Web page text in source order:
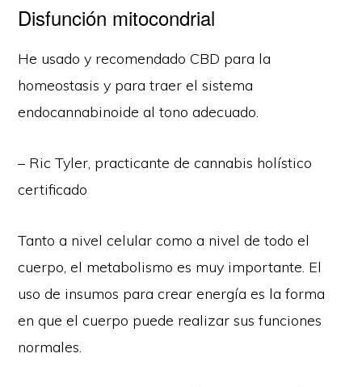
Disfunción mitocondrial
He usado y recomendado CBD para la
homeostasis y para traer el sistema
endocannabinoide al tono adecuado.
– Ric Tyler, practicante de cannabis holístico
certificado
Tanto a nivel celular como a nivel de todo el
cuerpo, el metabolismo es muy importante. El
uso de insumos para crear energía es la forma
en que el cuerpo puede realizar sus funciones
normales.